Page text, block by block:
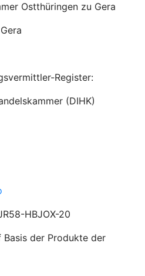
Ostthüringen zu Gera
Register:
(DIHK)
HBJOX-20
der Produkte der